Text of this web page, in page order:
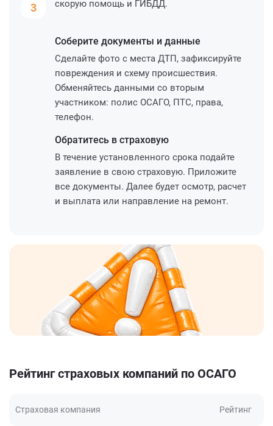
3
скорую помощь и ГИБДД.
Соберите документы и данные
Сделайте фото с места ДТП, зафиксируйте
повреждения и схему происшествия.
Обменяйтесь данными со вторым
участником: полис ОСАГО, ПТС, права,
телефон.
Обратитесь в страховую
В течение установленного срока подайте
заявление в свою страховую. Приложите
все документы. Далее будет осмотр, расчет
и выплата или направление на ремонт.
Рейтинг страховых компаний по ОСАГО
Страховая компания Рейтинг